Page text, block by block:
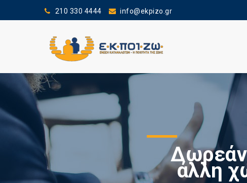
210 330 4444 info@ekpizo.gr
Δωρεάν
άλλη